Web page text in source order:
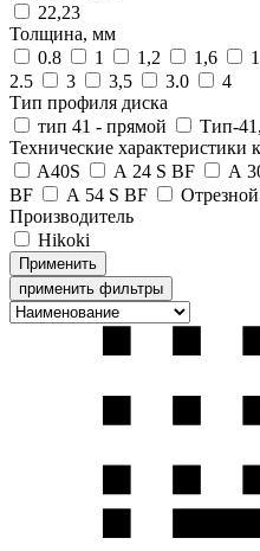
22,23
Толщина, мм
0.8
1 1,2 1,6
2.5
3 3,5 3.0
4
Тип профиля диска
тип 41 - прямой
Тип-
Технические характеристики
A40S
А 24 S BF А
BF
А 54 S BF
Отрезной
Производитель
Hikoki
применить фильтры